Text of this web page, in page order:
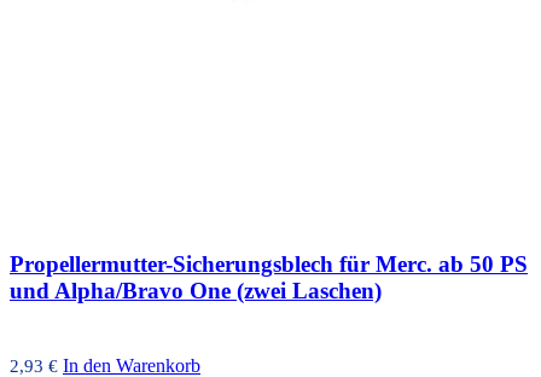
Propellermutter-Sicherungsblech für Merc. ab 50 PS
und Alpha/Bravo One (zwei Laschen)
2,93 € In den Warenkorb